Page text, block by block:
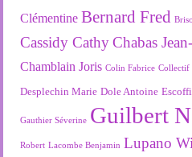
Clémentine Bernard Fred
Cassidy Cathy Chabas
Chamblain Joris Colin Fabrice Collectif
Desplechin Marie Dole Antoine
Gauthier Séverine Guilbert
Robert Lacombe Benjamin Lupano